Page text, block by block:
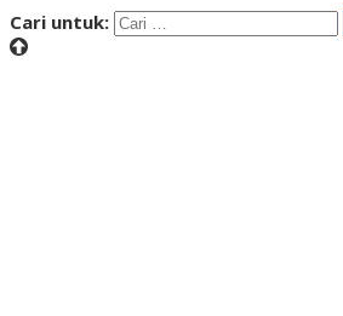
Cari untuk: